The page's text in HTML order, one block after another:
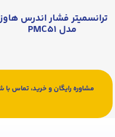
ترانسمیتر فشار اندرس
مدل PMC۵۱
مشاوره رایگان و خرید، تماس با